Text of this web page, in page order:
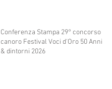
Conferenza Stampa 29° concorso
canoro Festival Voci d'Oro 50 Anni
& dintorni 2026